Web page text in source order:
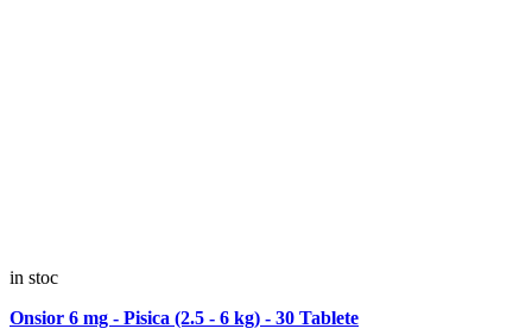
in stoc
Onsior 6 mg - Pisica (2.5 - 6 kg) - 30 Tablete